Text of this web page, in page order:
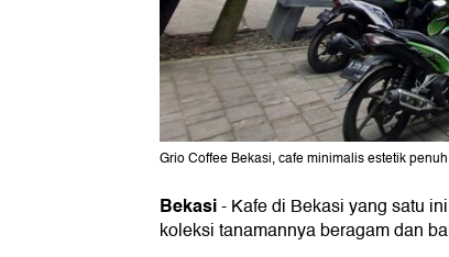
Grio Coffee Bekasi, cafe minimalis estetik
Bekasi-Kafe di Bekasi yang satu
koleksi tanamannya beragam dan